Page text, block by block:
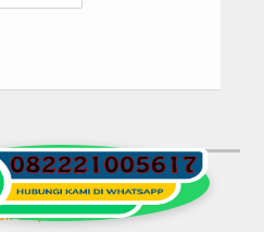
News. All Rights reserved.
Grapic